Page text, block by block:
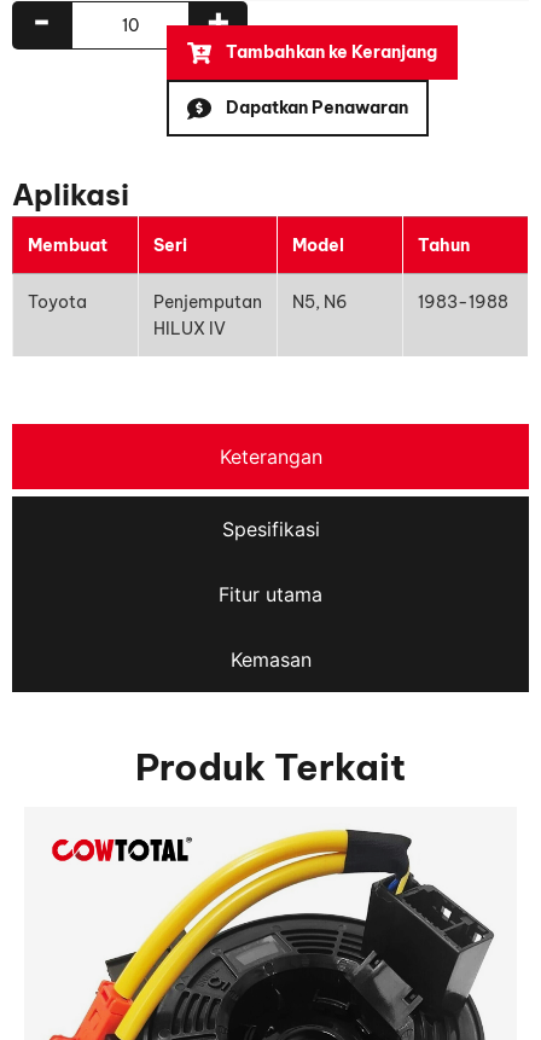
+
-
Tambahkan ke Keranjang
Dapatkan Penawaran
Aplikasi
Membuat Seri Model Tahun
Toyota
Penjemputan
HILUX IV
N5, N6 1983-1988
Keterangan
Spesifikasi
Fitur utama
Kemasan
Produk Terkait